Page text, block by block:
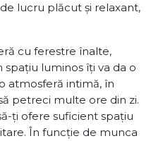
lucru plăcut și relaxant,
cu ferestre înalte,
spațiu luminos îți va da o
atmosferă intimă, în
petreci multe ore din zi.
ți ofere suficient spațiu
În funcție de munca